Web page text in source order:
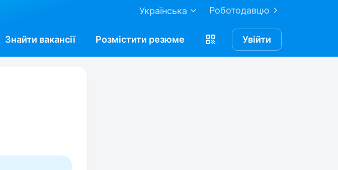
Роботодавцю
Українська
Знайти вакансії Розмістити резюме Увійти